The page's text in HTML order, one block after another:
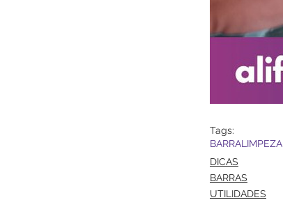
Tags:
BARRALIMPEZA
DICAS
BARRAS
UTILIDADES